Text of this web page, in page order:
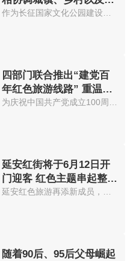
区
四部门联合推出“建党百
年红色旅游线路” 重温红
色历史
延安红街将于6月12日开
门迎客 红色主题串起整个
街区
随着90后、95后父母崛起